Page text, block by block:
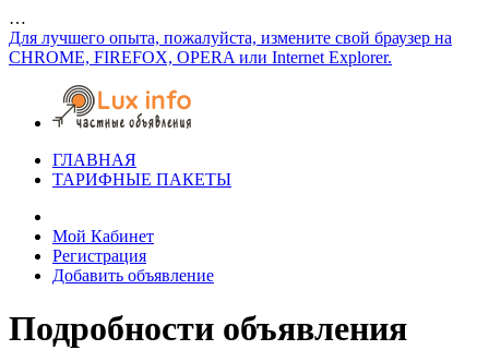
…
Для лучшего опыта, пожалуйста, измените свой браузер на
CHROME, FIREFOX, OPERA или Internet Explorer.
ГЛАВНАЯ
ТАРИФНЫЕ ПАКЕТЫ
Мой Кабинет
Регистрация
Добавить объявление
Подробности объявления